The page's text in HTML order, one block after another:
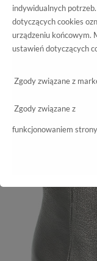
indywidualnych
dotyczących cookies
urządzeniu końcowym.
ustawień dotyczących
Zgody związane z
Zgody związane z
funkcjonowaniem strony